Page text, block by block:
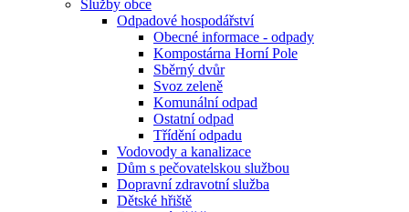
Služby obce
Odpadové hospodářství
Obecné informace - odpady
Kompostárna Horní Pole
Sběrný dvůr
Svoz zeleně
Komunální odpad
Ostatní odpad
Třídění odpadu
Vodovody a kanalizace
Dům s pečovatelskou službou
Dopravní zdravotní služba
Dětské hřiště